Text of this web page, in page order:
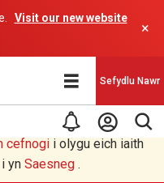
Visit our new website
×
Sefydlu Nawr
gan raglen AI.
cefnogi i olygu eich iaith
yn Saesneg .